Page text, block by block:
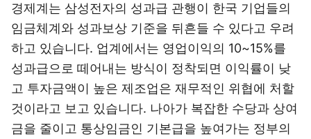
경제계는 삼성전자의 성과급 관행이 한국 기업들의
임금체계와 성과보상 기준을 뒤흔들 수 있다고 우려
하고 있습니다. 업계에서는 영업이익의 10~15%를
성과급으로 떼어내는 방식이 정착되면 이익률이 낮
고 투자금액이 높은 제조업은 재무적인 위협에 처할
것이라고 보고 있습니다. 나아가 복잡한 수당과 상여
금을 줄이고 통상임금인 기본급을 높여가는 정부의